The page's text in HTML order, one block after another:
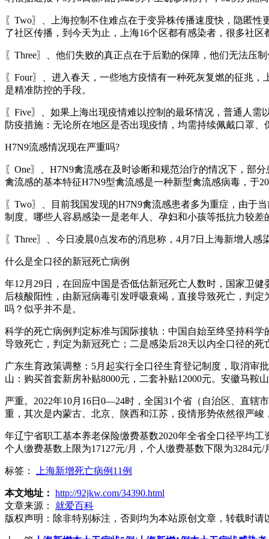
〖Two〗、上海控制不住难点在于变异株传播速度快，隐匿
了社区传播，到今天为止，上海16个区都有感染者，很多社
〖Three〗、他们失败的真正点在于后勤的保障，他们无法压
〖Four〗、进入春天，一些地方疫情有一种死灰复燃的征兆
是精准防控的手段。
〖Five〗、如果上海出现疫情难以控制的最坏情况，普通人
防疫措施：无论所在地区是否出现疫情，均需持续佩戴口罩
H7N9流感情况现在严重吗?
〖One〗、H7N9禽流感在及时诊断和规范治疗的情况下，部
禽流感的基本特征H7N9型禽流感是一种新型禽流感病毒，于
〖Two〗、目前我国发现的H7N9禽流感患者多为重症，由于
制度。哪些人容易感染一是老年人、孕妇和小孩等抵抗力较差
〖Three〗、今日凌晨0点发布的消息称，4月7日上海新增人
什么是全口径的新冠死亡病例
年12月29日，在回应中国是否低估新冠死亡人数时，国家卫
后核酸阳性，由新冠病毒引发呼吸衰竭，直接导致死亡，判
吗？似乎并不是。
科学的死亡病例判定标准与国际接轨：中国自始至终坚持科
导致死亡，判定为新冠死亡；二是感染后28天以内全口径的死
广东生育政策调整：5月起实行全口径生育登记制度，取消审
山：购买首套新房补贴8000元，二套补贴12000元。安徽马鞍
严重。2022年10月16日0—24时，全国31个省（自治区、直辖
重，其次是内蒙古、北京、陕西和江苏，疫情形势依然很严峻
年辽宁省职工基本养老保险缴费基数2020年全省全口径平均
个人缴费基数上限为17127元/月，个人缴费基数下限为3284元/
标签： 上海新增死亡病例11例
本文地址： http://92jkw.com/34390.html
文章来源：
就爱百科
版权声明： 除非特别标注，否则均为本站原创文章，转载时请